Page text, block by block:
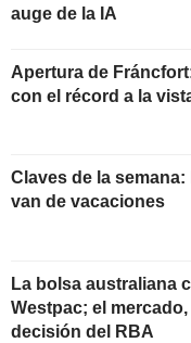
auge de la IA
Apertura de
con el récord a la
Claves de la
van de vacaciones
La bolsa australiana
Westpac; el
decisión del RBA